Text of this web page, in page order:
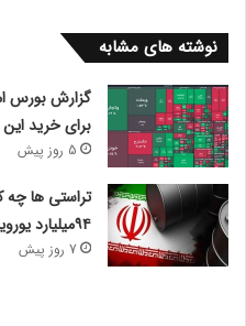
نوشته های مشابه
برای خرید
5 روز پیش
تراستی ها چه
۹۴میلیارد یورویی
7 روز پیش